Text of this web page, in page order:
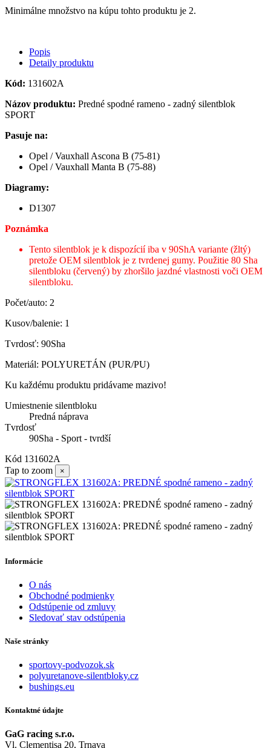
Minimálne množstvo na kúpu tohto produktu je 2.
Popis
Detaily produktu
Kód: 131602A
Názov produktu: Predné spodné rameno - zadný silentblok
SPORT
Pasuje na:
Opel / Vauxhall Ascona B (75-81)
Opel / Vauxhall Manta B (75-88)
Diagramy:
D1307
Poznámka
Tento silentblok je k dispozícií iba v 90ShA variante (žltý)
pretože OEM silentblok je z tvrdenej gumy. Použitie 80 Sha
silentbloku (červený) by zhoršilo jazdné vlastnosti voči OEM
silentbloku.
Počet/auto: 2
Kusov/balenie: 1
Tvrdosť: 90Sha
Materiál: POLYURETÁN (PUR/PU)
Ku každému produktu pridávame mazivo!
Umiestnenie silentbloku
Predná náprava
Tvrdosť
90Sha - Sport - tvrdší
Kód 131602A
Tap to zoom
×
Informácie
O nás
Obchodné podmienky
Odstúpenie od zmluvy
Sledovať stav odstúpenia
Naše stránky
sportovy-podvozok.sk
polyuretanove-silentbloky.cz
bushings.eu
Kontaktné údajte
GaG racing s.r.o.
Vl. Clementisa 20, Trnava